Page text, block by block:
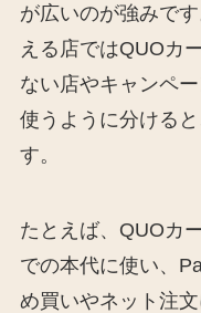
が広いのが強みで
える店ではQUOカ
ない店やキャンペ
使うように分ける
す。
たとえば、QUOカ
での本代に使い、
め買いやネット注